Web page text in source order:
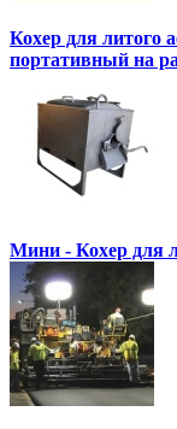
Кохер для литого
портативный на
Мини - Кохер для